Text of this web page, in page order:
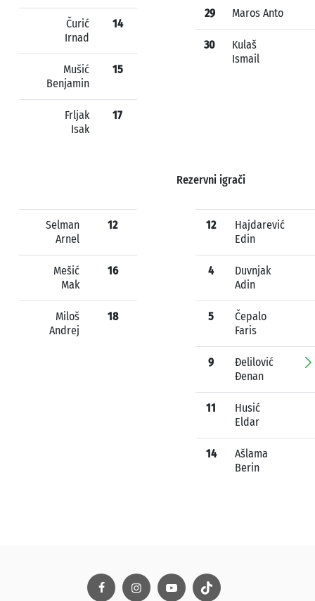
Čurić
Irnad
14
Mušić
Benjamin
15
Frljak
Isak
17
29 Maros Anto
30
Kulaš
Ismail
Rezervni igrači
Selman
Arnel
12
Mešić
Mak
16
Miloš
Andrej
18
12
Hajdarević
Edin
4
Duvnjak
Adin
5
Čepalo
Faris
9
Đelilović
Đenan
11
Husić
Eldar
14
Ašlama
Berin